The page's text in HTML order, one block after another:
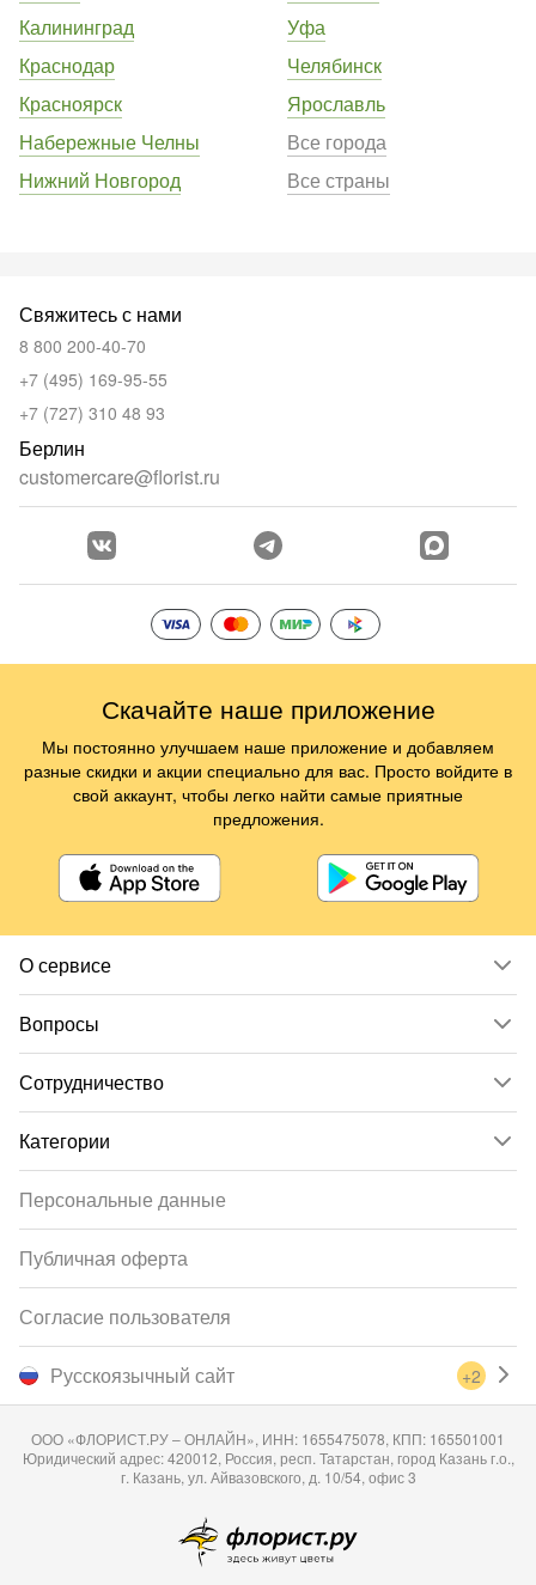
Калининград
Краснодар
Красноярск
Набережные Челны
Нижний Новгород
Уфа
Челябинск
Ярославль
Все города
Все страны
О сервисе
Вопросы
Сотрудничество
Категории
Свяжитесь с нами
8 800 200-40-70
+7 (495) 169-95-55
+7 (727) 310 48 93
Берлин
customercare@florist.ru
Русскоязычный сайт +2
Персональные данные
Публичная оферта
Согласие пользователя
ООО «ФЛОРИСТ.РУ – ОНЛАЙН», ИНН: 1655475078, КПП: 165501001
Юридический адрес: 420012, Россия, респ. Татарстан, город Казань г.о.,
г. Казань, ул. Айвазовского, д. 10/54, офис 3
Скачайте наше приложение
Мы постоянно улучшаем наше приложение и добавляем
разные скидки и акции специально для вас. Просто войдите в
свой аккаунт, чтобы легко найти самые приятные
предложения.